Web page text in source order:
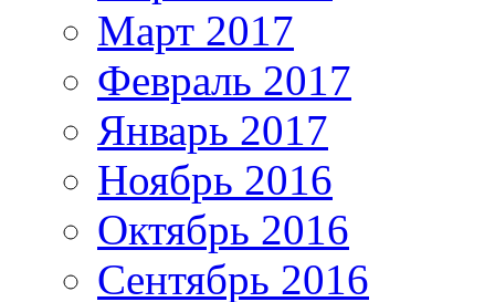
Март 2017
Февраль 2017
Январь 2017
Ноябрь 2016
Октябрь 2016
Сентябрь 2016